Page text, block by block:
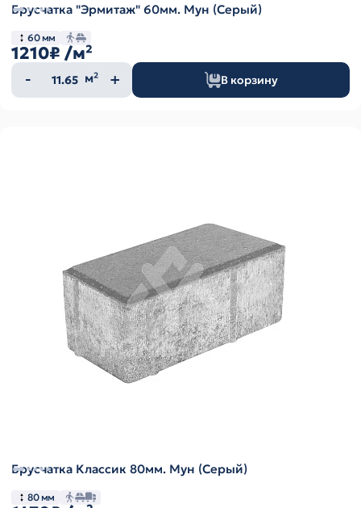
Брусчатка "Эрмитаж" 60мм. Мун (Серый)
60 мм
1210₽ /м²
Количество
товара
м² В корзину
Брусчатка Классик 80мм. Мун (Серый)
80 мм